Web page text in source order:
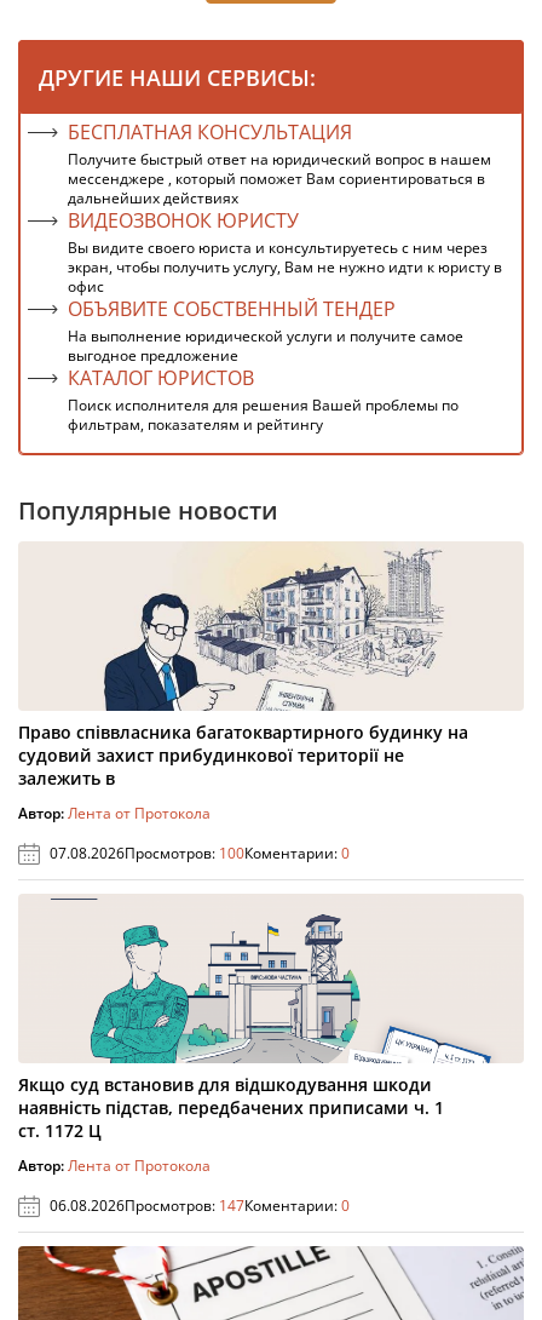
ДРУГИЕ НАШИ СЕРВИСЫ:
БЕСПЛАТНАЯ КОНСУЛЬТАЦИЯ
Получите быстрый ответ на юридический вопрос в нашем
мессенджере , который поможет Вам сориентироваться в
дальнейших действиях
ВИДЕОЗВОНОК ЮРИСТУ
Вы видите своего юриста и консультируетесь с ним через
экран, чтобы получить услугу, Вам не нужно идти к юристу в
офис
ОБЪЯВИТЕ СОБСТВЕННЫЙ ТЕНДЕР
На выполнение юридической услуги и получите самое
выгодное предложение
КАТАЛОГ ЮРИСТОВ
Поиск исполнителя для решения Вашей проблемы по
фильтрам, показателям и рейтингу
Популярные новости
Право співвласника багатоквартирного будинку на
судовий захист прибудинкової території не
залежить в
Автор:Лента от Протокола
07.08.2026Просмотров: 100Коментарии:0
Якщо суд встановив для відшкодування шкоди
наявність підстав, передбачених приписами ч. 1
ст. 1172 Ц
Автор:Лента от Протокола
06.08.2026Просмотров: 147Коментарии:0